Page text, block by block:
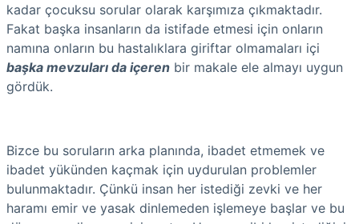
kadar çocuksu sorular olarak karşımıza çıkmaktadır.
Fakat başka insanların da istifade etmesi için onların
namına onların bu hastalıklara giriftar olmamaları içi
başka mevzuları da içeren bir makale ele almayı uygun
gördük.
Bizce bu soruların arka planında, ibadet etmemek ve
ibadet yükünden kaçmak için uydurulan problemler
bulunmaktadır. Çünkü insan her istediği zevki ve her
haramı emir ve yasak dinlemeden işlemeye başlar ve bu